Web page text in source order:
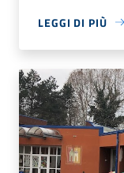
LEGGI DI PIÙ